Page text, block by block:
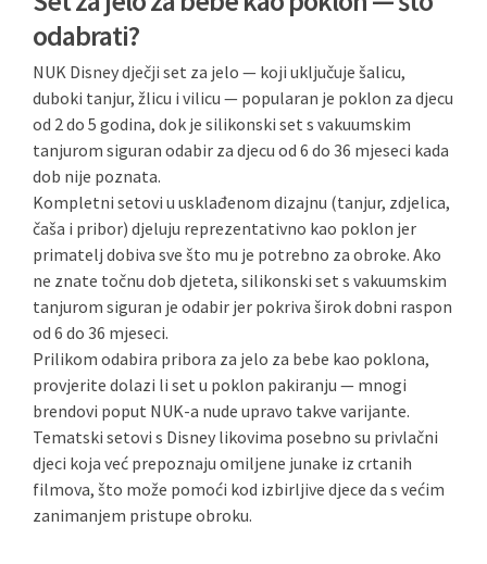
odabrati?
NUK Disney dječji set za jelo — koji uključuje šalicu,
duboki tanjur, žlicu i vilicu — popularan je poklon za djecu
od 2 do 5 godina, dok je silikonski set s vakuumskim
tanjurom siguran odabir za djecu od 6 do 36 mjeseci kada
dob nije poznata.
Kompletni setovi u usklađenom dizajnu (tanjur, zdjelica,
čaša i pribor) djeluju reprezentativno kao poklon jer
primatelj dobiva sve što mu je potrebno za obroke. Ako
ne znate točnu dob djeteta, silikonski set s vakuumskim
tanjurom siguran je odabir jer pokriva širok dobni raspon
od 6 do 36 mjeseci.
Prilikom odabira pribora za jelo za bebe kao poklona,
provjerite dolazi li set u poklon pakiranju — mnogi
brendovi poput NUK-a nude upravo takve varijante.
Tematski setovi s Disney likovima posebno su privlačni
djeci koja već prepoznaju omiljene junake iz crtanih
filmova, što može pomoći kod izbirljive djece da s većim
zanimanjem pristupe obroku.